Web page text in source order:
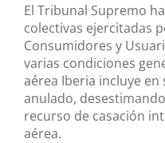
El Tribunal Supremo
colectivas ejercitadas
Consumidores y
varias condiciones
aérea Iberia incluye
anulado,
recurso de casación
aérea.